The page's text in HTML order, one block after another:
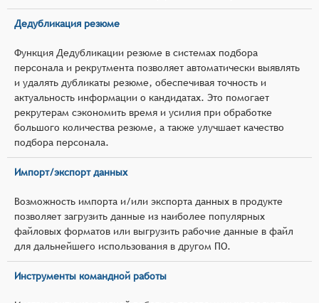
Дедубликация резюме
Функция Дедубликации резюме в системах подбора
персонала и рекрутмента позволяет автоматически выявлять
и удалять дубликаты резюме, обеспечивая точность и
актуальность информации о кандидатах. Это помогает
рекрутерам сэкономить время и усилия при обработке
большого количества резюме, а также улучшает качество
подбора персонала.
Импорт/экспорт данных
Возможность импорта и/или экспорта данных в продукте
позволяет загрузить данные из наиболее популярных
файловых форматов или выгрузить рабочие данные в файл
для дальнейшего использования в другом ПО.
Инструменты командной работы